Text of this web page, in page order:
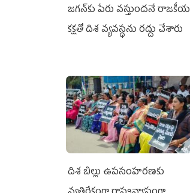
జగన్‌కు పేరు వస్తుందనే రాజకీయ
కక్షతో దిశ వ్య‌వ‌స్థ‌ను రద్దు చేశారు
దిశ బిల్లు ఉపసంహరణకు